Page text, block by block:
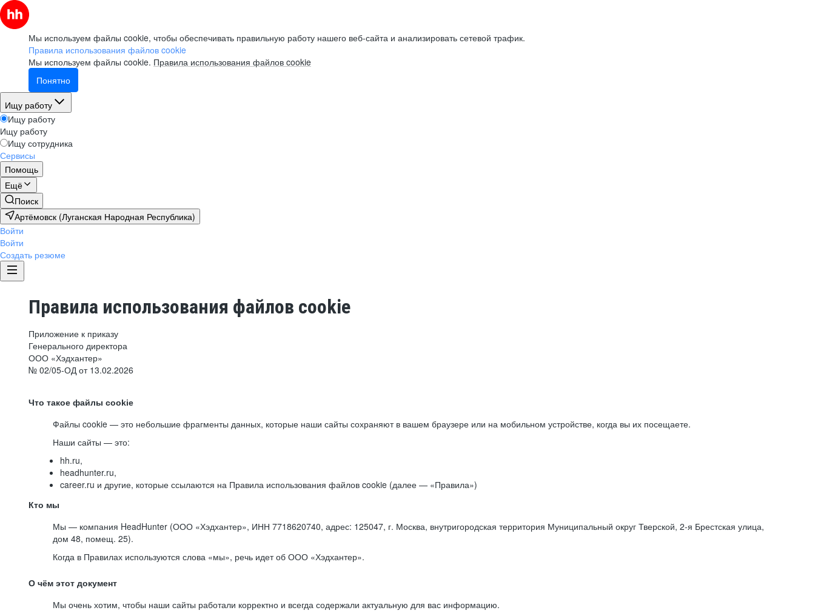
Мы используем файлы cookie, чтобы обеспечивать правильную работу нашего веб-сайта и анализировать сетевой трафик.
Правила использования файлов cookie
Мы используем файлы cookie. Правила использования файлов cookie
Понятно
Ищу работу
Ищу работу
Ищу работу
Ищу сотрудника
Сервисы
Помощь
Ещё
Поиск
Артёмовск (Луганская Народная Республика)
Войти
Войти
Создать резюме
Правила использования файлов cookie
Приложение к приказу
Генерального директора
ООО «Хэдхантер»
№ 02/05-ОД от 13.02.2026
Что такое файлы cookie
Файлы cookie — это небольшие фрагменты данных, которые наши сайты сохраняют в вашем браузере или на мобильном устройстве, когда вы их посещаете.
Наши сайты — это:
hh.ru,
headhunter.ru,
career.ru и другие, которые ссылаются на Правила использования файлов cookie (далее — «Правила»)
Кто мы
Мы — компания HeadHunter (ООО «Хэдхантер», ИНН 7718620740, адрес: 125047, г. Москва, внутригородская территория Муниципальный округ Тверской, 2-я Брестская улица,
дом 48, помещ. 25).
Когда в Правилах используются слова «мы», речь идет об ООО «Хэдхантер».
О чём этот документ
Мы очень хотим, чтобы наши сайты работали корректно и всегда содержали актуальную для вас информацию.